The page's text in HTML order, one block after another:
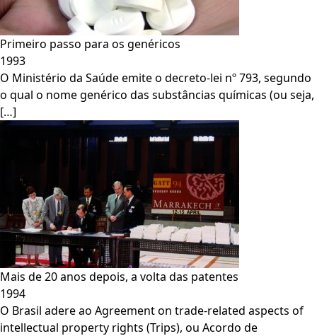
Primeiro passo para os genéricos
1993
O Ministério da Saúde emite o decreto-lei nº 793, segundo
o qual o nome genérico das substâncias químicas (ou seja,
[…]
Mais de 20 anos depois, a volta das patentes
1994
O Brasil adere ao Agreement on trade-related aspects of
intellectual property rights (Trips), ou Acordo de